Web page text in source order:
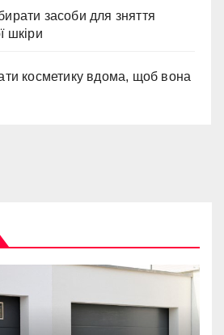
засоби для зняття
шкіри
косметику вдома, щоб вона